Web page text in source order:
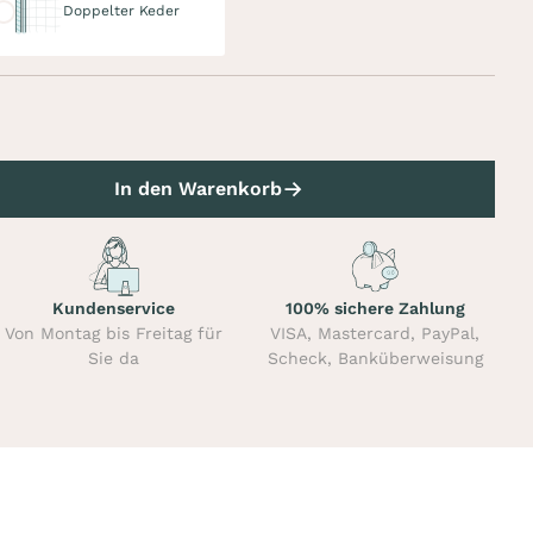
Doppelter Keder
In den Warenkorb
Kundenservice
Von Montag bis Freitag für
Sie da
100% sichere Zahlung
VISA, Mastercard, PayPal,
Scheck, Banküberweisung